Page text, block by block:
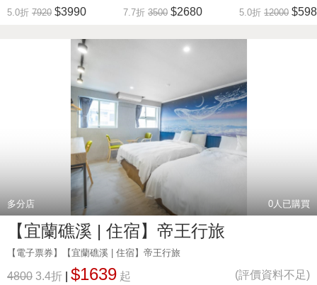
春天酒店
5.0折 7920 $3990
泊一食住宿券---🔥優惠期
限內入住即贈送簡易自助
7.7折 3500 $2680
泊一食住宿券---🔥
山城旅行體驗🔥
5.0折 12000
多分店 0人已購買
【宜蘭礁溪 | 住宿】帝王行旅
【電子票券】【宜蘭礁溪 | 住宿】帝王行旅
4800 3.4折 $1639 起 (評價資料不足)